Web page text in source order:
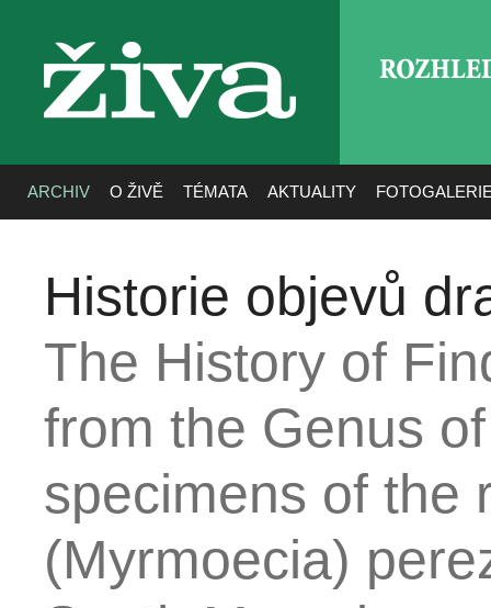
živa
ARCHIV O ŽIVĚ TÉMATA AKTUALITY
Historie objevů
The History of
from the Genus
specimens of the
(Myrmoecia)